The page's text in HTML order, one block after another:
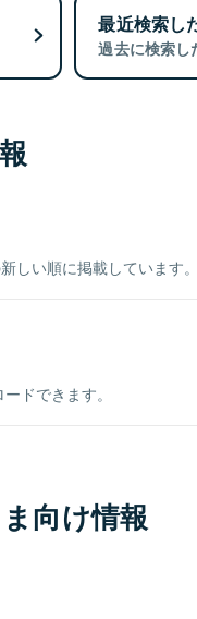
最近検索し
過去に検索し
しい順に掲載しています。
ドできます。
向け情報